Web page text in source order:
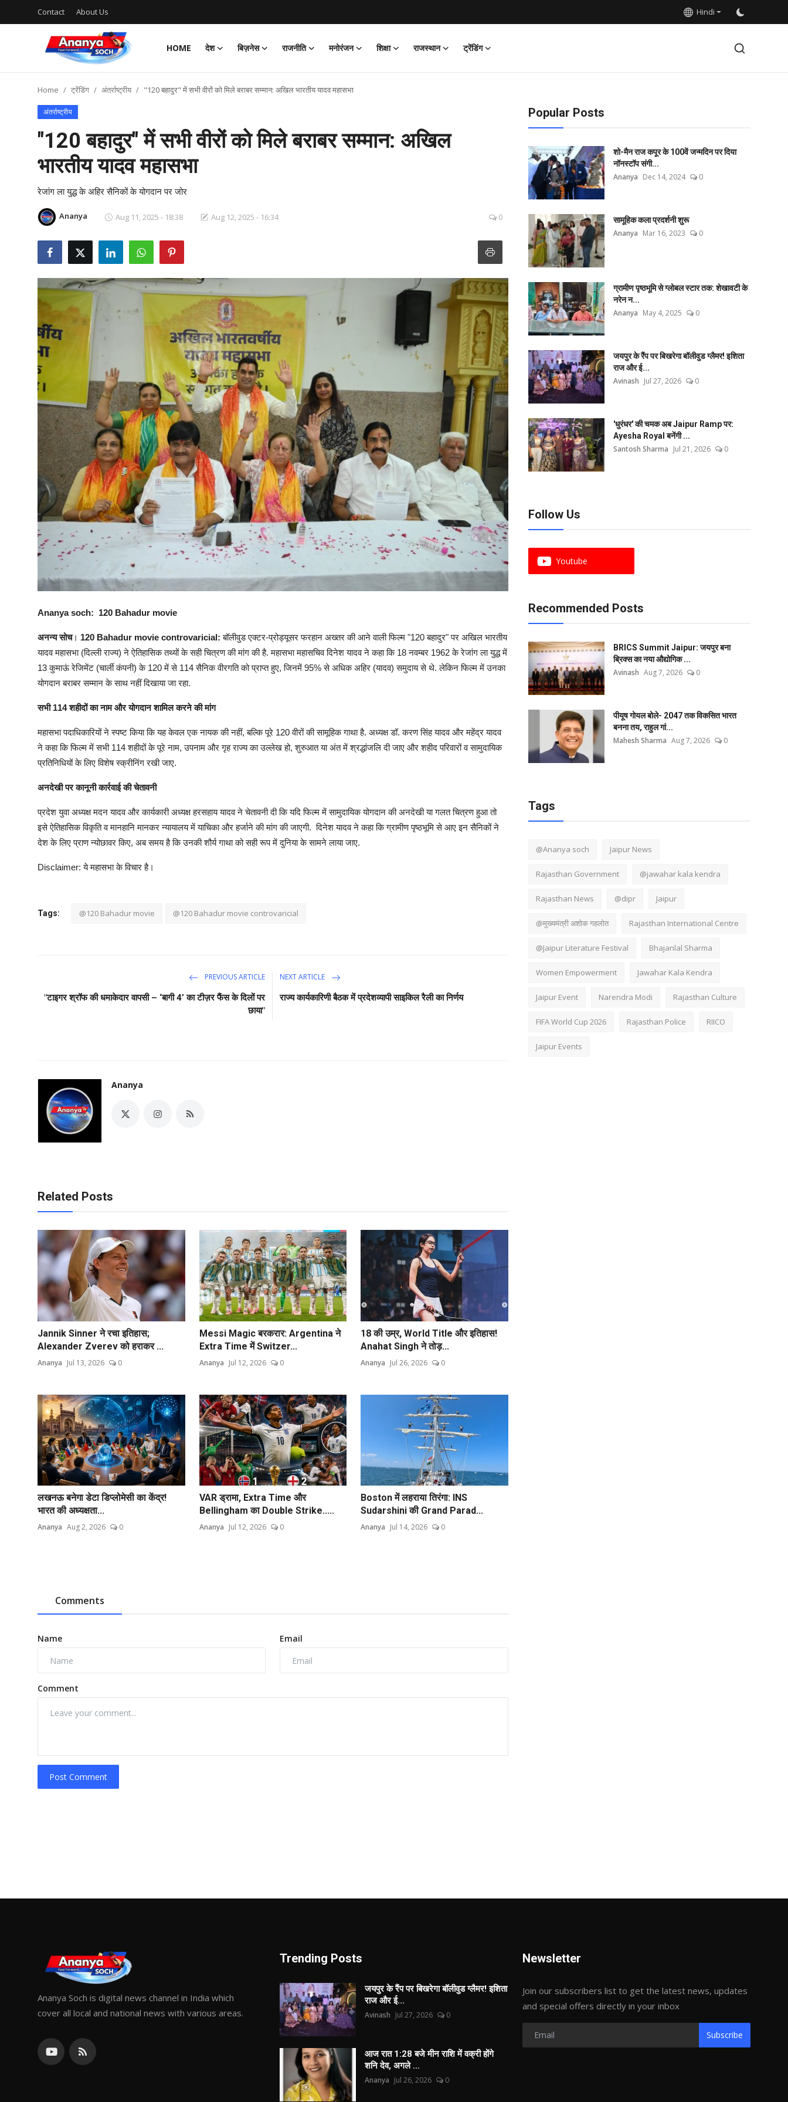
Contact About Us Hindi
HOME देश बिज़नेस राजनीति मनोरंजन शिक्षा राजस्थान ट्रेंडिंग
Contact
About Us
Home ट्रेंडिंग अंतर्राष्ट्रीय "120 बहादुर" में सभी वीरों को मिले बराबर सम्मान: अखिल भारतीय यादव महासभा
अंतर्राष्ट्रीय
"120 बहादुर" में सभी वीरों को मिले बराबर सम्मान: अखिल
भारतीय यादव महासभा
रेजांग ला युद्ध के अहिर सैनिकों के योगदान पर जोर
Ananya Aug 11, 2025 - 18:38 Aug 12, 2025 - 16:34 0
Ananya soch: 120 Bahadur movie
अनन्य सोच। 120 Bahadur movie controvaricial:बॉलीवुड एक्टर-प्रोड्यूसर फरहान अख्तर की आने वाली फिल्म "120 बहादुर" पर अखिल भारतीय
यादव महासभा (दिल्ली राज्य) ने ऐतिहासिक तथ्यों के सही चित्रण की मांग की है. महासभा महासचिव दिनेश यादव ने कहा कि 18 नवम्बर 1962 के रेजांग ला युद्ध में
13 कुमाऊं रेजिमेंट (चार्ली कंपनी) के 120 में से 114 सैनिक वीरगति को प्राप्त हुए, जिनमें 95% से अधिक अहिर (यादव) समुदाय से थे. लेकिन फिल्म में उनका
योगदान बराबर सम्मान के साथ नहीं दिखाया जा रहा.
सभी 114 शहीदों का नाम और योगदान शामिल करने की मांग
महासभा पदाधिकारियों ने स्पष्ट किया कि यह केवल एक नायक की नहीं, बल्कि पूरे 120 वीरों की सामूहिक गाथा है. अध्यक्ष डॉ. करण सिंह यादव और महेंद्र यादव
ने कहा कि फिल्म में सभी 114 शहीदों के पूरे नाम, उपनाम और गृह राज्य का उल्लेख हो, शुरुआत या अंत में श्रद्धांजलि दी जाए और शहीद परिवारों व सामुदायिक
प्रतिनिधियों के लिए विशेष स्क्रीनिंग रखी जाए.
अनदेखी पर कानूनी कार्रवाई की चेतावनी
प्रदेश युवा अध्यक्ष मदन यादव और कार्यकारी अध्यक्ष हरसहाय यादव ने चेतावनी दी कि यदि फिल्म में सामुदायिक योगदान की अनदेखी या गलत चित्रण हुआ तो
इसे ऐतिहासिक विकृति व मानहानि मानकर न्यायालय में याचिका और हर्जाने की मांग की जाएगी. दिनेश यादव ने कहा कि ग्रामीण पृष्ठभूमि से आए इन सैनिकों ने
देश के लिए प्राण न्योछावर किए, अब समय है कि उनकी शौर्य गाथा को सही रूप में दुनिया के सामने लाया जाए.
Disclaimer: ये महासभा के विचार है।
Tags: @120 Bahadur movie @120 Bahadur movie controvaricial
PREVIOUS ARTICLE
"टाइगर श्रॉफ की धमाकेदार वापसी – ‘बागी 4’ का टीज़र फैंस के दिलों पर
छाया"
NEXT ARTICLE
राज्य कार्यकारिणी बैठक में प्रदेशव्यापी साइकिल रैली का निर्णय
Ananya
Related Posts
Jannik Sinner ने रचा इतिहास;
Alexander Zverev को हराकर ...
Ananya Jul 13, 2026 0
Messi Magic बरकरार: Argentina ने
Extra Time में Switzer...
Ananya Jul 12, 2026 0
18 की उम्र, World Title और इतिहास!
Anahat Singh ने तोड़...
Ananya Jul 26, 2026 0
लखनऊ बनेगा डेटा डिप्लोमेसी का केंद्र!
भारत की अध्यक्षता...
Ananya Aug 2, 2026 0
VAR ड्रामा, Extra Time और
Bellingham का Double Strike.....
Ananya Jul 12, 2026 0
Boston में लहराया तिरंगा: INS
Sudarshini की Grand Parad...
Ananya Jul 14, 2026 0
Comments
Name Email
Comment
Post Comment
Popular Posts
शो-मैन राज कपूर के 100वें जन्मदिन पर दिया
नॉनस्टॉप संगी...
Ananya Dec 14, 2024 0
सामूहिक कला प्रदर्शनी शुरू
Ananya Mar 16, 2023 0
ग्रामीण पृष्ठभूमि से ग्लोबल स्टार तक: शेखावटी के
नरेन न...
Ananya May 4, 2025 0
जयपुर के रैंप पर बिखरेगा बॉलीवुड ग्लैमर! इशिता
राज और ई...
Avinash Jul 27, 2026 0
'धुरंधर' की चमक अब Jaipur Ramp पर:
Ayesha Royal बनेंगी ...
Santosh Sharma Jul 21, 2026 0
Follow Us
Youtube
Recommended Posts
BRICS Summit Jaipur: जयपुर बना
ब्रिक्स का नया औद्योगिक ...
Avinash Aug 7, 2026 0
पीयूष गोयल बोले- 2047 तक विकसित भारत
बनना तय, राहुल गां...
Mahesh Sharma Aug 7, 2026 0
Tags
@Ananya soch Jaipur News
Rajasthan Government @jawahar kala kendra
Rajasthan News @dipr Jaipur
@मुख्यमंत्री अशोक गहलोत Rajasthan International Centre
@Jaipur Literature Festival Bhajanlal Sharma
Women Empowerment Jawahar Kala Kendra
Jaipur Event Narendra Modi Rajasthan Culture
FIFA World Cup 2026 Rajasthan Police RIICO
Jaipur Events
Ananya Soch is digital news channel in India which
cover all local and national news with various areas.
Trending Posts
जयपुर के रैंप पर बिखरेगा बॉलीवुड ग्लैमर! इशिता
राज और ई...
Avinash Jul 27, 2026 0
आज रात 1:28 बजे मीन राशि में वक्री होंगे
शनि देव, अगले ...
Ananya Jul 26, 2026 0
Newsletter
Join our subscribers list to get the latest news, updates
and special offers directly in your inbox
Subscribe